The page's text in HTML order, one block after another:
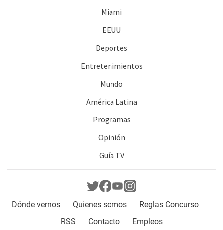
Miami
EEUU
Deportes
Entretenimientos
Mundo
América Latina
Programas
Opinión
Guía TV
Dónde vernos Quienes somos
Reglas Concurso
RSS
Contacto Empleos